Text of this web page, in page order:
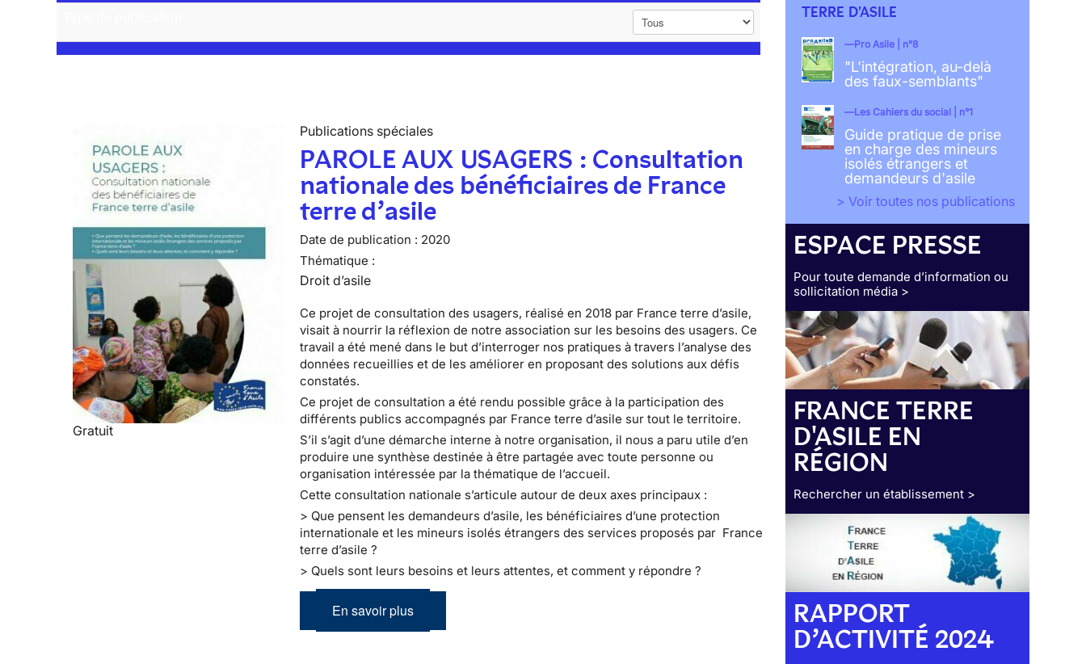
Gratuit
Publications spéciales
PAROLE AUX USAGERS : Consultation
nationale des bénéficiaires de France
terre d’asile
Date de publication : 2020
Thématique :
Droit d’asile
Ce projet de consultation des usagers, réalisé en 2018 par France terre d’asile,
visait à nourrir la réflexion de notre association sur les besoins des usagers. Ce
travail a été mené dans le but d’interroger nos pratiques à travers l’analyse des
données recueillies et de les améliorer en proposant des solutions aux défis
constatés.
Ce projet de consultation a été rendu possible grâce à la participation des
différents publics accompagnés par France terre d’asile sur tout le territoire.
S’il s’agit d’une démarche interne à notre organisation, il nous a paru utile d’en
produire une synthèse destinée à être partagée avec toute personne ou
organisation intéressée par la thématique de l’accueil.
Cette consultation nationale s’articule autour de deux axes principaux :
> Que pensent les demandeurs d’asile, les bénéficiaires d’une protection
internationale et les mineurs isolés étrangers des services proposés par France
terre d’asile ?
> Quels sont leurs besoins et leurs attentes, et comment y répondre ?
En savoir plus
TERRE D'ASILE
Pro Asile | n°8
"L'intégration, au-delà
des faux-semblants"
Les Cahiers du social | n°1
Guide pratique de prise
en charge des mineurs
isolés étrangers et
demandeurs d'asile
> Voir toutes nos publications
ESPACE PRESSE
Pour toute demande d’information ou
sollicitation média >
FRANCE TERRE
D'ASILE EN
RÉGION
Rechercher un établissement >
RAPPORT
D’ACTIVITÉ 2024